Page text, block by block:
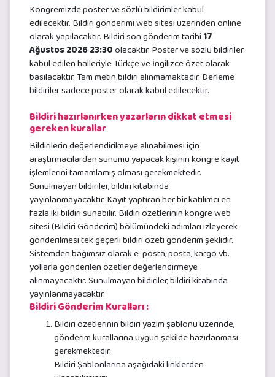
Kongremizde poster ve sözlü bildirimler kabul
edilecektir. Bildiri gönderimi web sitesi üzerinden online
olarak yapılacaktır. Bildiri son gönderim tarihi 17
Ağustos 2026 23:30olacaktır. Poster ve sözlü bildiriler
kabul edilen halleriyle Türkçe ve İngilizce özet olarak
basılacaktır. Tam metin bildiri alınmamaktadır. Derleme
bildiriler sadece poster olarak kabul edilecektir.
Bildiri hazırlanırken yazarların dikkat etmesi
gereken kurallar
Bildirilerin değerlendirilmeye alınabilmesi için
araştırmacılardan sunumu yapacak kişinin kongre kayıt
işlemlerini tamamlamış olması gerekmektedir.
Sunulmayan bildiriler, bildiri kitabında
yayınlanmayacaktır. Kayıt yaptıran her bir katılımcı en
fazla iki bildiri sunabilir. Bildiri özetlerinin kongre web
sitesi (Bildiri Gönderim) bölümündeki adımları izleyerek
gönderilmesi tek geçerli bildiri özeti gönderim şeklidir.
Sistemden bağımsız olarak e-posta, posta, kargo vb.
yollarla gönderilen özetler değerlendirmeye
alınmayacaktır. Sunulmayan bildiriler, bildiri kitabında
yayınlanmayacaktır.
Bildiri Gönderim Kuralları :
Bildiri özetlerinin bildiri yazım şablonu üzerinde,
gönderim kurallarına uygun şekilde hazırlanması
gerekmektedir.
Bildiri Şablonlarına aşağıdaki linklerden